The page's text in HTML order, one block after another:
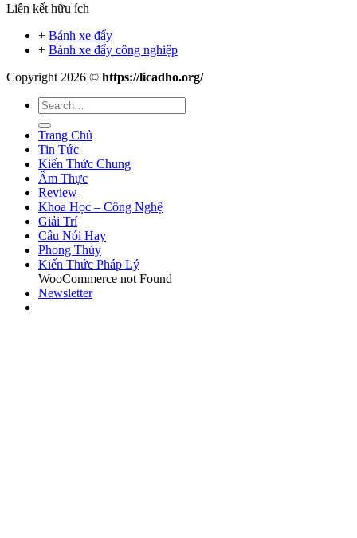
Liên kết hữu ích
+ Bánh xe đẩy
+ Bánh xe đẩy công nghiệp
Copyright 2026 © https://licadho.org/
Trang Chủ
Tin Tức
Kiến Thức Chung
Ẩm Thực
Review
Khoa Học – Công Nghệ
Giải Trí
Câu Nói Hay
Phong Thủy
Kiến Thức Pháp Lý
WooCommerce not Found
Newsletter